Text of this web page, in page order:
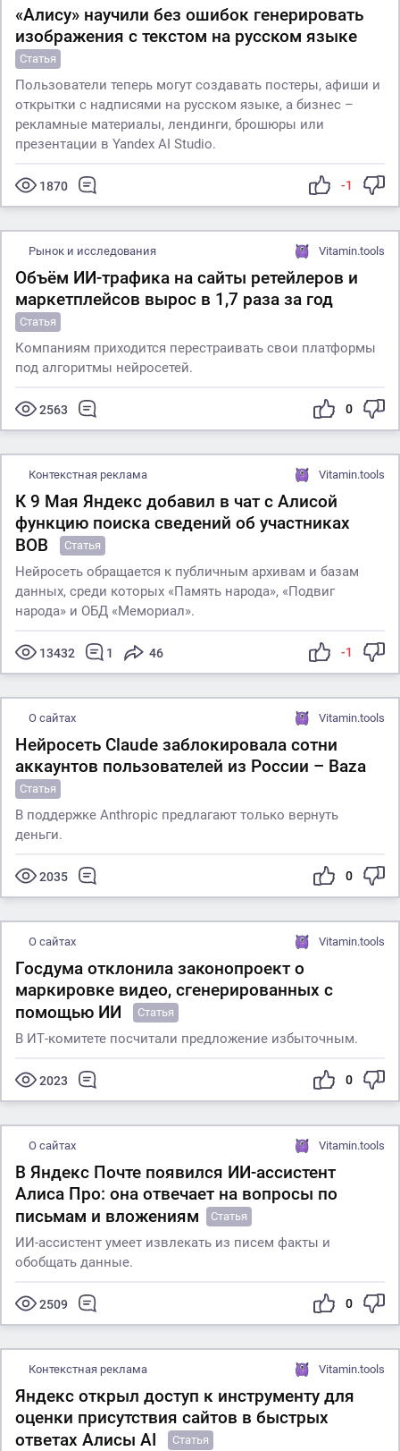
«Алису» научили без ошибок генерировать
изображения с текстом на русском языке
Статья
Пользователи теперь могут создавать постеры, афиши и
открытки с надписями на русском языке, а бизнес –
рекламные материалы, лендинги, брошюры или
презентации в Yandex AI Studio.
1870 -1
Рынок и исследования Vitamin.tools
Объём ИИ-трафика на сайты ретейлеров и
маркетплейсов вырос в 1,7 раза за год
Статья
Компаниям приходится перестраивать свои платформы
под алгоритмы нейросетей.
2563 0
Контекстная реклама Vitamin.tools
К 9 Мая Яндекс добавил в чат с Алисой
функцию поиска сведений об участниках
ВОВ
Статья
Нейросеть обращается к публичным архивам и базам
данных, среди которых «Память народа», «Подвиг
народа» и ОБД «Мемориал».
13432 1 46 -1
О сайтах Vitamin.tools
Нейросеть Claude заблокировала сотни
аккаунтов пользователей из России – Baza
Статья
В поддержке Anthropic предлагают только вернуть
деньги.
2035 0
О сайтах Vitamin.tools
Госдума отклонила законопроект о
маркировке видео, сгенерированных с
помощью ИИ
Статья
В ИТ-комитете посчитали предложение избыточным.
2023 0
О сайтах Vitamin.tools
В Яндекс Почте появился ИИ-ассистент
Алиса Про: она отвечает на вопросы по
письмам и вложениям
Статья
ИИ-ассистент умеет извлекать из писем факты и
обобщать данные.
2509 0
Контекстная реклама Vitamin.tools
Яндекс открыл доступ к инструменту для
оценки присутствия сайтов в быстрых
ответах Алисы AI
Статья